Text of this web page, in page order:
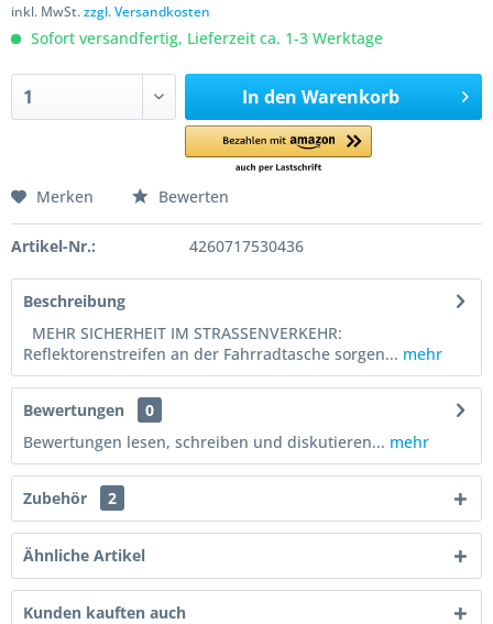
inkl. MwSt.zzgl. Versandkosten
Sofort versandfertig, Lieferzeit ca. 1-3 Werktage
In den Warenkorb
Merken Bewerten
Artikel-Nr.: 4260717530436
Beschreibung
MEHR SICHERHEIT IM STRASSENVERKEHR:
Reflektorenstreifen an der Fahrradtasche sorgen... mehr
Bewertungen
0
Bewertungen lesen, schreiben und diskutieren... mehr
Zubehör 2
Ähnliche Artikel
Kunden kauften auch